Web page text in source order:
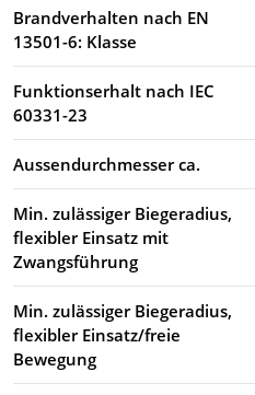
Brandverhalten nach EN
13501-6: Klasse
Funktionserhalt nach IEC
60331-23
Aussendurchmesser ca.
Min. zulässiger Biegeradius,
flexibler Einsatz mit
Zwangsführung
Min. zulässiger Biegeradius,
flexibler Einsatz/freie
Bewegung